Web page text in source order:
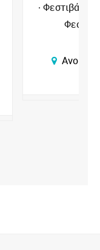
- Χαλκιδική